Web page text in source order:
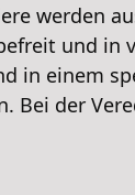
werden
und in
in einem
Bei der